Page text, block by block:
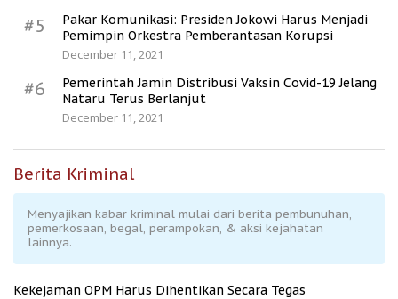
#5
Pakar Komunikasi: Presiden Jokowi Harus Menjadi
Pemimpin Orkestra Pemberantasan Korupsi
December 11, 2021
#6
Pemerintah Jamin Distribusi Vaksin Covid-19 Jelang
Nataru Terus Berlanjut
December 11, 2021
Berita Kriminal
Menyajikan kabar kriminal mulai dari berita pembunuhan,
pemerkosaan, begal, perampokan, & aksi kejahatan
lainnya.
Kekejaman OPM Harus Dihentikan Secara Tegas